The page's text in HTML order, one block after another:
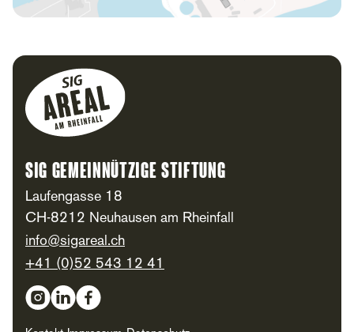
SIG Gemeinnützige Stiftung
Laufengasse 18
CH-8212 Neuhausen am Rheinfall
info@sigareal.ch
+41 (0)52 543 12 41
Social Media